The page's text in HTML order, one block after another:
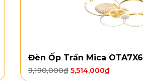
Đèn Ốp Trần Mica OTA7X6
9,190,000₫ 5,514,000₫